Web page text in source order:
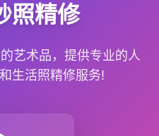
照精修
艺术品，提供专业的人
生活照精修服务!